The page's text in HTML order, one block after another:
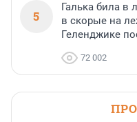
5
Галька била в
в скорые на
Геленджике
72 002